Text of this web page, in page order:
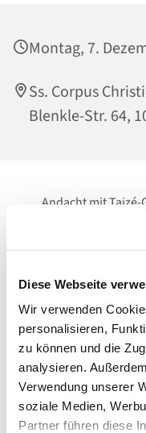
Diese Webseite
Wir verwenden
personalisieren,
zu können und die
analysieren.
Verwendung unserer
soziale Medien,
Partner führen diese
Montag, 7.
Ss. Corpus
Blenkle-Str. 64,
Andacht mit
In der Gertrud-